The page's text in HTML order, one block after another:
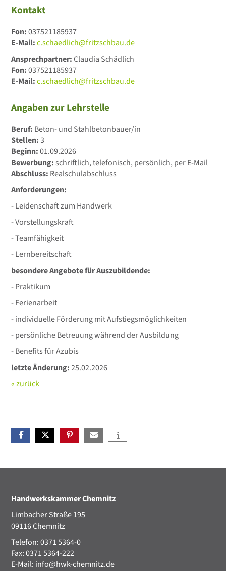
Kontakt
Fon:037521185937
E-Mail:c.schaedlich@fritzschbau.de
Ansprechpartner:Claudia Schädlich
Fon:037521185937
E-Mail:c.schaedlich@fritzschbau.de
Angaben zur Lehrstelle
Beruf: Beton- und Stahlbetonbauer/in
Stellen:3
Beginn:01.09.2026
Bewerbung:schriftlich, telefonisch, persönlich, per E-Mail
Abschluss: Realschulabschluss
Anforderungen:
- Leidenschaft zum Handwerk
- Vorstellungskraft
- Teamfähigkeit
- Lernbereitschaft
besondere Angebote für Auszubildende:
- Praktikum
- Ferienarbeit
- individuelle Förderung mit Aufstiegsmöglichkeiten
- persönliche Betreuung während der Ausbildung
- Benefits für Azubis
letzte Änderung:25.02.2026
« zurück
Handwerkskammer Chemnitz
Limbacher Straße 195
09116 Chemnitz
Telefon: 0371 5364-0
Fax: 0371 5364-222
E-Mail: info@hwk-chemnitz.de